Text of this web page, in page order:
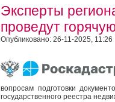
Эксперты
проведут
Опубликовано: 26-11-2025, 11:26
вопросам подготовки
государственного реестра